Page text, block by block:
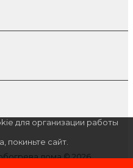
для организации работы
покиньте сайт.
дома © 2026